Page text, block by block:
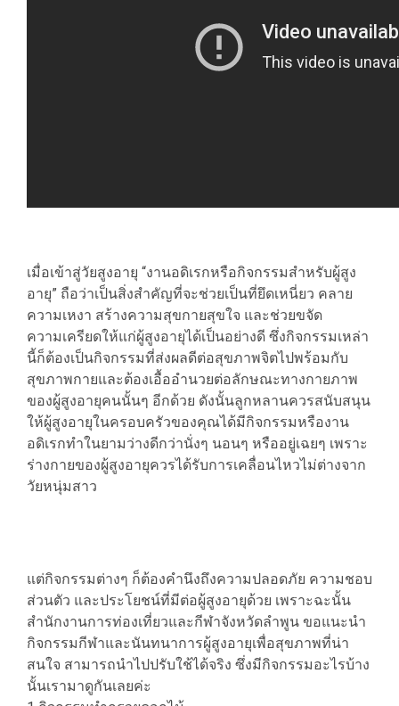
เมื่อเข้าสู่วัยสูงอายุ “งานอดิเรกหรือกิจกรรมสำหรับผู้สูง
อายุ” ถือว่าเป็นสิ่งสำคัญที่จะช่วยเป็นที่ยึดเหนี่ยว คลาย
ความเหงา สร้างความสุขกายสุขใจ และช่วยขจัด
ความเครียดให้แก่ผู้สูงอายุได้เป็นอย่างดี ซึ่งกิจกรรมเหล่า
นี้ก็ต้องเป็นกิจกรรมที่ส่งผลดีต่อสุขภาพจิตไปพร้อมกับ
สุขภาพกายและต้องเอื้ออำนวยต่อลักษณะทางกายภาพ
ของผู้สูงอายุคนนั้นๆ อีกด้วย ดังนั้นลูกหลานควรสนับสนุน
ให้ผู้สูงอายุในครอบครัวของคุณได้มีกิจกรรมหรืองาน
อดิเรกทำในยามว่างดีกว่านั่งๆ นอนๆ หรืออยู่เฉยๆ เพราะ
ร่างกายของผู้สูงอายุควรได้รับการเคลื่อนไหวไม่ต่างจาก
วัยหนุ่มสาว
แต่กิจกรรมต่างๆ ก็ต้องคำนึงถึงความปลอดภัย ความชอบ
ส่วนตัว และประโยชน์ที่มีต่อผู้สูงอายุด้วย เพราะฉะนั้น
สำนักงานการท่องเที่ยวและกีฬาจังหวัดลำพูน ขอแนะนำ
กิจกรรมกีฬาและนันทนาการผู้สูงอายุเพื่อสุขภาพที่น่า
สนใจ สามารถนำไปปรับใช้ได้จริง ซึ่งมีกิจกรรมอะไรบ้าง
นั้นเรามาดูกันเลยค่ะ